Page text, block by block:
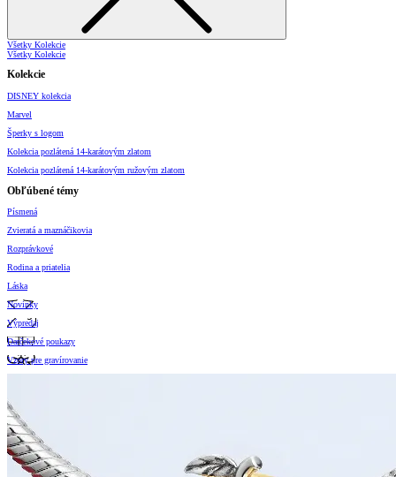
Všetky Kolekcie
Všetky Kolekcie
Kolekcie
DISNEY kolekcia
Marvel
Šperky s logom
Kolekcia pozlátená 14-karátovým zlatom
Kolekcia pozlátená 14-karátovým ružovým zlatom
Obľúbené témy
Písmená
Zvieratá a maznáčikovia
Rozprávkové
Rodina a priatelia
Láska
Novinky
Výpredaj
Darčekové poukazy
Vzory pre gravírovanie